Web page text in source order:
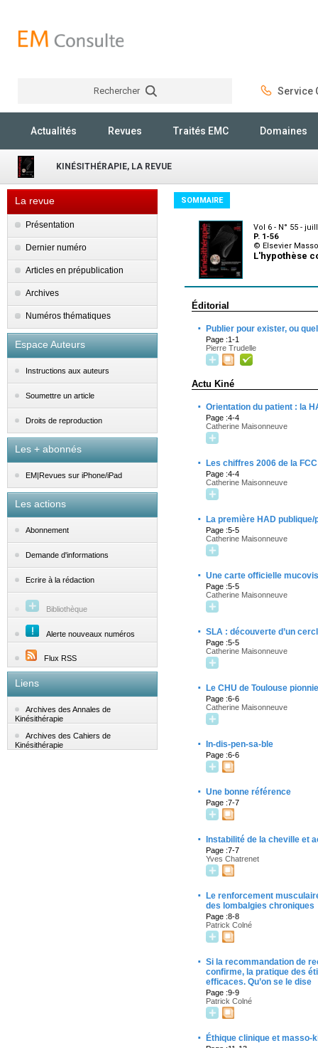
Rechercher Service
Actualités Revues Traités EMC Domaines
KINÉSITHÉRAPIE, LA REVUE
La revue
Présentation
Dernier numéro
Articles en prépublication
Archives
Numéros thématiques
Espace Auteurs
Instructions aux auteurs
Soumettre un article
Droits de reproduction
Les + abonnés
EM|Revues sur iPhone/iPad
Les actions
Abonnement
Demande d'informations
Ecrire à la rédaction
Bibliothèque
Alerte nouveaux numéros
Flux RSS
Liens
Archives des Annales de
Kinésithérapie
Archives des Cahiers de
Kinésithérapie
SOMMAIRE
Vol 6 - N° 55 -
P. 1-56
© Elsevier
L'hypothèse
Éditorial
· Publier pour exister, ou
Page :1-1
Pierre Trudelle
Actu Kiné
· Orientation du patient : la
Page :4-4
Catherine Maisonneuve
· Les chiffres 2006 de la FCC
Page :4-4
Catherine Maisonneuve
· La première HAD
Page :5-5
Catherine Maisonneuve
· Une carte officielle
Page :5-5
Catherine Maisonneuve
· SLA : découverte d’un
Page :5-5
Catherine Maisonneuve
· Le CHU de Toulouse
Page :6-6
Catherine Maisonneuve
· In-dis-pen-sa-ble
Page :6-6
· Une bonne référence
Page :7-7
· Instabilité de la cheville et
Page :7-7
Yves Chatrenet
·
Le renforcement
des lombalgies chroniques
Page :8-8
Patrick Colné
· Si la recommandation de
confirme, la pratique des
efficaces. Qu’on se le dise
Page :9-9
Patrick Colné
· Éthique clinique et masso-